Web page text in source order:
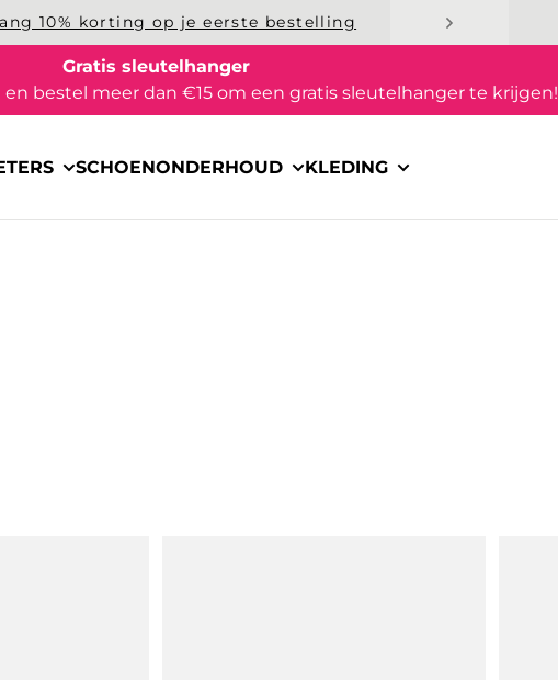
10% korting op je eerste bestelling
Gratis sleutelhanger
bestel meer dan €15 om een gratis sleutelhanger te krijgen!
SCHOENONDERHOUD KLEDING